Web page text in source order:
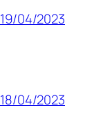
19/04/2023
18/04/2023